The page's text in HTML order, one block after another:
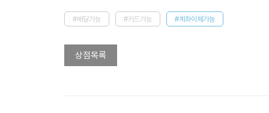
#배달가능 #카드가능 #계좌이체가능
상점목록